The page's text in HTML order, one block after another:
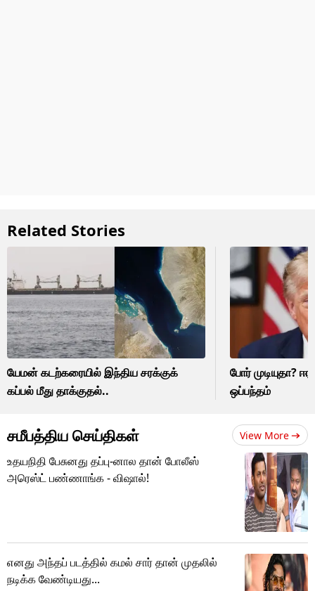
Related Stories
யேமன் கடற்கரையில் இந்திய சரக்குக்
கப்பல் மீது தாக்குதல்..
போர் முடியுதா?
ஒப்பந்தம்
சமீபத்திய செய்திகள் View More
உதயநிதி பேசுனது தப்பு-னால தான் போலீஸ்
அரெஸ்ட் பண்ணாங்க - விஷால்!
எனது அந்தப் படத்தில் கமல் சார் தான் முதலில்
நடிக்க வேண்டியது...